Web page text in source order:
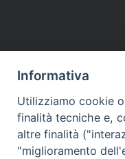
udinese si affida ai suoi
Patroni Ermacora e
Fortunato
Informativa
Utilizziamo cookie
finalità tecniche e,
altre finalità
"miglioramento